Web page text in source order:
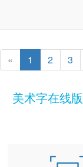
« 1 2 3
美术字在线版